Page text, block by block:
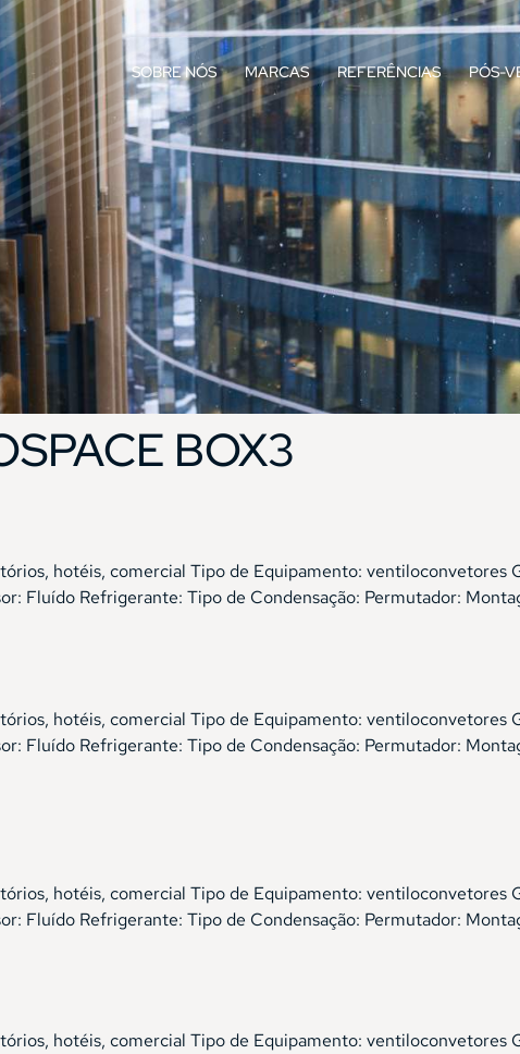
SOBRE NÓS MARCAS REFERÊNCIAS PÓS-
BOX3
hotéis, comercial Tipo de Equipamento:
Fluído Refrigerante: Tipo de Condensação: Permutador:
hotéis, comercial Tipo de Equipamento:
Fluído Refrigerante: Tipo de Condensação: Permutador:
hotéis, comercial Tipo de Equipamento:
Fluído Refrigerante: Tipo de Condensação: Permutador:
hotéis, comercial Tipo de Equipamento: